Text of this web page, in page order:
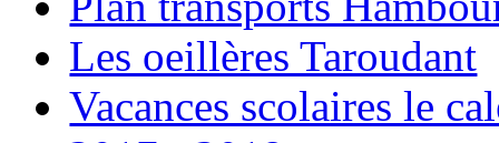
Les oeillères Taroudant
Vacances scolaires le